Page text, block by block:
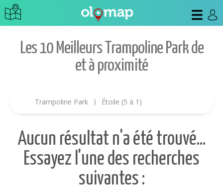
Les 10 Meilleurs Trampoline Park de
et à proximité
Trampoline Park ⟩ Étoile (5 à 1)
Aucun résultat n'a été trouvé...
Essayez l'une des recherches
suivantes :